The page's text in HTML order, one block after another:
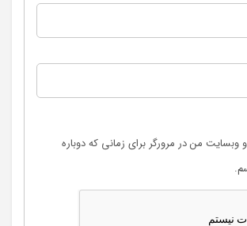
وبسایت من در مرورگر برای زمانی که دوباره